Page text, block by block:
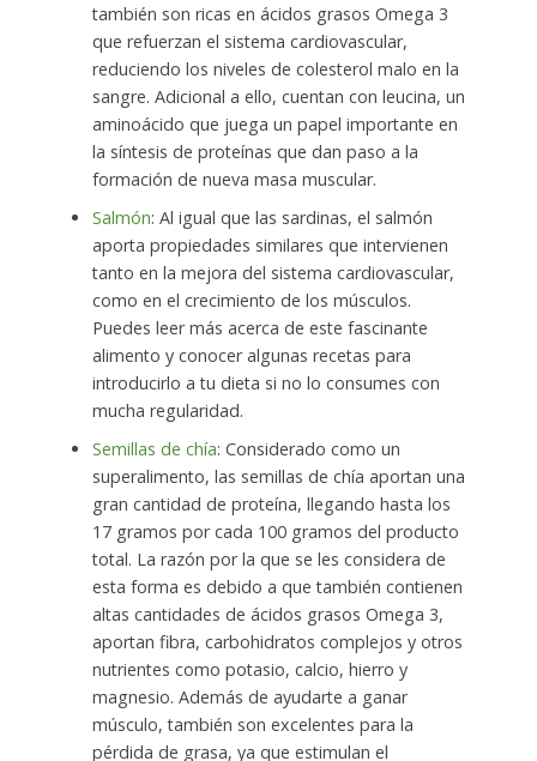
también son ricas en ácidos grasos Omega 3
que refuerzan el sistema cardiovascular,
reduciendo los niveles de colesterol malo en la
sangre. Adicional a ello, cuentan con leucina, un
aminoácido que juega un papel importante en
la síntesis de proteínas que dan paso a la
formación de nueva masa muscular.
Salmón: Al igual que las sardinas, el salmón
aporta propiedades similares que intervienen
tanto en la mejora del sistema cardiovascular,
como en el crecimiento de los músculos.
Puedes leer más acerca de este fascinante
alimento y conocer algunas recetas para
introducirlo a tu dieta si no lo consumes con
mucha regularidad.
Semillas de chía: Considerado como un
superalimento, las semillas de chía aportan una
gran cantidad de proteína, llegando hasta los
17 gramos por cada 100 gramos del producto
total. La razón por la que se les considera de
esta forma es debido a que también contienen
altas cantidades de ácidos grasos Omega 3,
aportan fibra, carbohidratos complejos y otros
nutrientes como potasio, calcio, hierro y
magnesio. Además de ayudarte a ganar
músculo, también son excelentes para la
pérdida de grasa, ya que estimulan el